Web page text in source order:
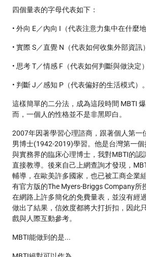
四個量表的字母代表如下：
• 外向 E／內向 I（代表注意力集中在什麼地
• 實際 S／直覺 N（代表如何收集外部資訊
• 思考 T／情感 F（代表如何判斷與做決定
• 判斷 J／感知 P（代表偏好的生活模式）。
這樣簡單的二分法，成為這段時間 MBTI
而，一個人的性格並不是非黑即白。
2007年因著學習心理諮商，跟著個人第一
男博士(1942-2019)學習。他是台灣第一
與實務界的臨床心理博士，我對MBTI的認
直接教導。後來自己上網查詢才發現，
輔導，在歐美許多國家，也已被工商企業
有官方版的The Myers-Briggs Company所
在網路上許多簡化的免費量表，並沒有經
做出了結果，信效度都將大打折扣，因此
戲與人際互動參考。
MBTI能做到的是...